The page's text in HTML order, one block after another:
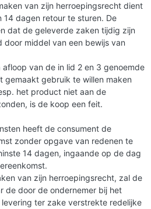
van zijn herroepingsrecht dient
dagen retour te sturen. De
dat de geleverde zaken tijdig zijn
middel van een bewijs van
afloop van de in lid 2 en 3 genoemde
gemaakt gebruik te willen maken
het product niet aan de
is de koop een feit.
heeft de consument de
zonder opgave van redenen te
14 dagen, ingaande op de dag
van zijn herroepingsrecht, zal de
de door de ondernemer bij het
ter zake verstrekte redelijke